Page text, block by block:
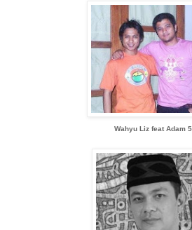
Wahyu Liz feat Adam